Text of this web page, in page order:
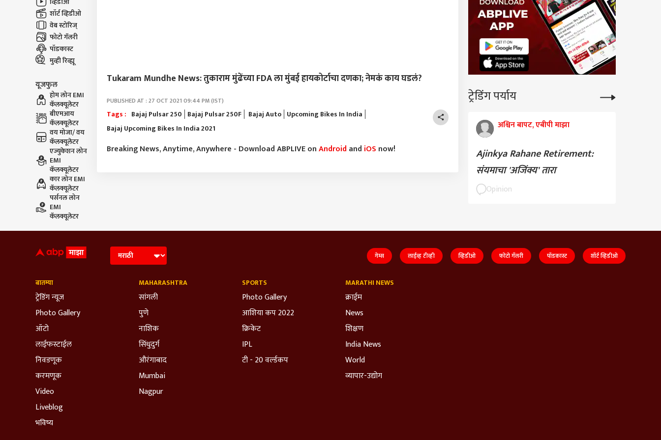
शॉर्ट व्हिडीओ
वेब स्टोरिज्
फोटो गॅलरी
पॉडकास्ट
मुव्ही रिव्ह्यू
यूजफुल
होम लोन EMI
कॅलक्यूलेटर
बीएमआय
कॅलक्यूलेटर
वय मोजा/ वय
कॅलक्यूलेटर
एज्युकेशन लोन
EMI
कॅलक्यूलेटर
कार लोन EMI
कॅलक्यूलेटर
पर्सनल लोन
EMI
कॅलक्यूलेटर
Tukaram Mundhe News: तुकाराम मुंढेंच्या FDA ला मुंबई हायकोर्टाचा दणका; नेमकं काय घडलं?
PUBLISHED AT : 27 OCT 2021 09:44 PM (IST)
Tags : Bajaj Pulsar 250 Bajaj Pulsar 250F Bajaj Auto Upcoming Bikes In India
Bajaj Upcoming Bikes In India 2021
Breaking News, Anytime, Anywhere - Download ABPLIVE onAndroid and iOS now!
ट्रेडिंग पर्याय
अश्विन बापट, एबीपी माझा
Ajinkya Rahane Retirement:
संयमाचा 'अजिंक्य' तारा
Opinion
गेम्स लाईव्ह टीव्ही व्हिडीओ फोटो गॅलरी पॉडकास्ट शॉर्ट व्हिडीओ
बातम्या
ट्रेडिंग न्यूज
Photo Gallery
ऑटो
लाईफस्टाईल
निवडणूक
करमणूक
Video
Liveblog
भविष्य
MAHARASHTRA
सांगली
पुणे
नाशिक
सिंधुदुर्ग
औरंगाबाद
Mumbai
Nagpur
SPORTS
Photo Gallery
आशिया कप 2022
क्रिकेट
IPL
टी - 20 वर्ल्डकप
MARATHI NEWS
क्राईम
News
शिक्षण
India News
World
व्यापार-उद्योग